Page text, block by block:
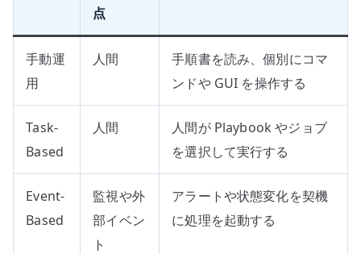
点
手動運
用
人間
手順書を読み、個別にコマ
ンドや GUI を操作する
Task-
Based
人間
人間が Playbook やジョブ
を選択して実行する
Event-
Based
監視や外
部イベン
ト
アラートや状態変化を契機
に処理を起動する